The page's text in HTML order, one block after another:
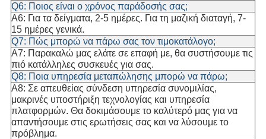
Q6: Ποιος είναι ο χρόνος παράδοσής σας;
A6: Για τα δείγματα, 2-5 ημέρες. Για τη μαζική διαταγή, 7-
15 ημέρες γενικά.
Q7: Πώς μπορώ να πάρω σας τον τιμοκατάλογο;
A7: Παρακαλώ μας ελάτε σε επαφή με, θα συστήσουμε τις
πιό κατάλληλες συσκευές για σας.
Q8: Ποια υπηρεσία μεταπώλησης μπορώ να πάρω;
A8: Σε απευθείας σύνδεση υπηρεσία συνομιλίας,
μακρινές υποστήριξη τεχνολογίας και υπηρεσία
πλατφορμών. Θα δοκιμάσουμε το καλύτερό μας για να
απαντήσουμε στις ερωτήσεις σας και να λύσουμε το
πρόβλημα.